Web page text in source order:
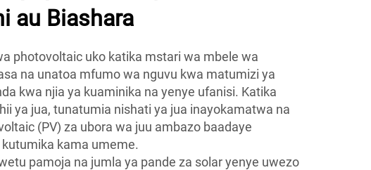
au Biashara
photovoltaic uko katika mstari wa mbele wa
na unatoa mfumo wa nguvu kwa matumizi ya
kwa njia ya kuaminika na yenye ufanisi. Katika
ya jua, tunatumia nishati ya jua inayokamatwa na
(PV) za ubora wa juu ambazo baadaye
kama umeme.
pamoja na jumla ya pande za solar yenye uwezo